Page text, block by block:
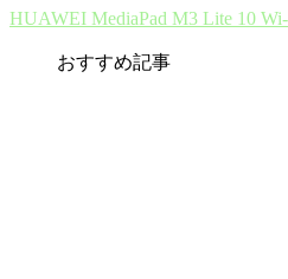
HUAWEI MediaPad M3 Lite 10
おすすめ記事